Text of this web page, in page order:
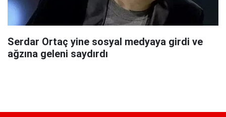
Serdar Ortaç yine sosyal medyaya girdi ve
ağzına geleni saydırdı